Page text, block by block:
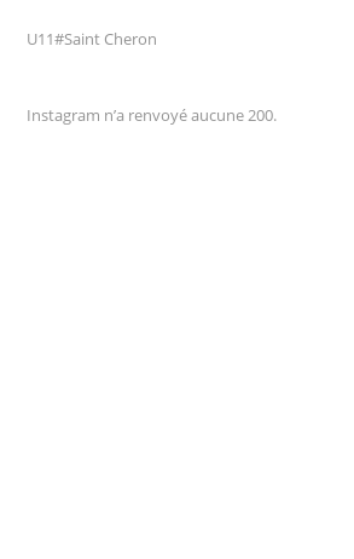
U11#Saint Cheron
Instagram n’a renvoyé aucune 200.